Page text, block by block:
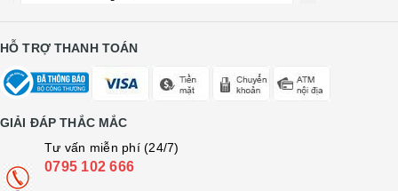
HỖ TRỢ THANH TOÁN
GIẢI ĐÁP THẮC MẮC
Tư vấn miễn phí (24/7)
0795 102 666